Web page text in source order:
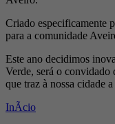
Criado especificamente
para a comunidade
Este ano decidimos
Verde, será o convidado
que traz à nossa cidade
InÃ­cio